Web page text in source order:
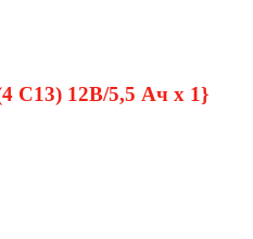
C13) 12В/5,5 Ач х 1}